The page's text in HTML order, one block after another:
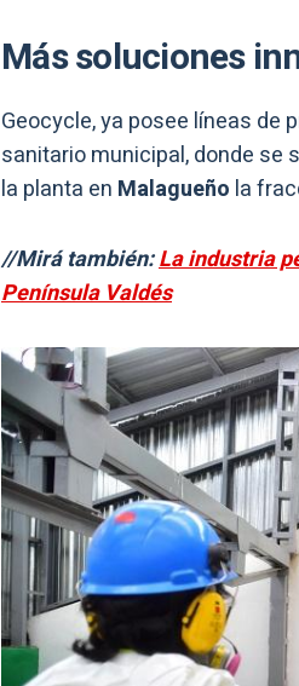
Más soluciones
Geocycle, ya posee líneas de
sanitario municipal, donde se
la planta en Malagueño la
//Mirá también:La industria
Península Valdés